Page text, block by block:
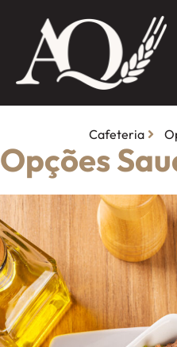
Cafeteria
Opções